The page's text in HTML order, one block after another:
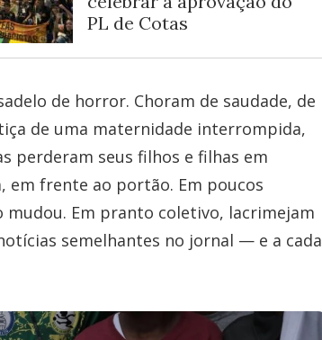
PL de Cotas
de horror. Choram de saudade, de
de uma maternidade interrompida,
perderam seus filhos e filhas em
em frente ao portão. Em poucos
Em pranto coletivo, lacrimejam
semelhantes no jornal — e a cada